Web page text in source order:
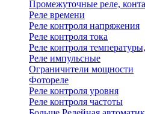
Промежуточные реле,
Реле времени
Реле контроля напряжения
Реле контроля тока
Реле контроля
Реле импульсные
Ограничители мощности
Фотореле
Реле контроля уровня
Реле контроля частоты